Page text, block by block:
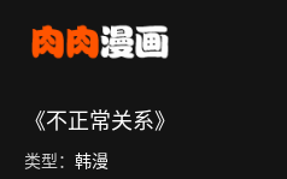
《不正常关系》
类型： 韩漫